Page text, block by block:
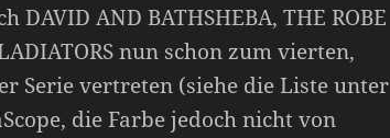
AND BATHSHEBA, THE ROBE
nun schon zum vierten,
Serie vertreten (siehe die Liste unter
die Farbe jedoch nicht von